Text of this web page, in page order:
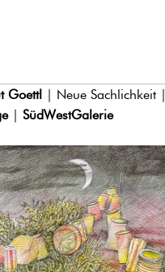
Goettl | Neue Sachlichkeit |
| SüdWestGalerie